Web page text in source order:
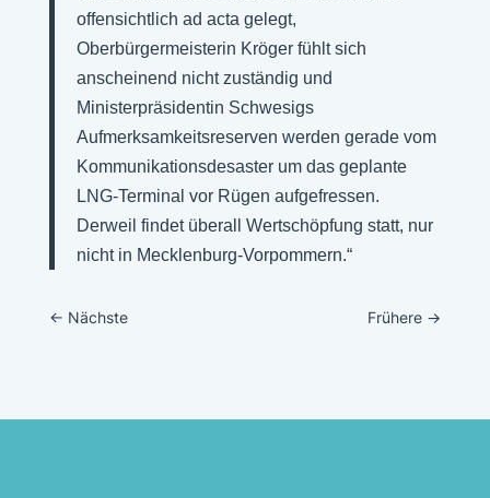
offensichtlich ad acta gelegt,
Oberbürgermeisterin Kröger fühlt sich
anscheinend nicht zuständig und
Ministerpräsidentin Schwesigs
Aufmerksamkeitsreserven werden gerade vom
Kommunikationsdesaster um das geplante
LNG-Terminal vor Rügen aufgefressen.
Derweil findet überall Wertschöpfung statt, nur
nicht in Mecklenburg-Vorpommern.“
← Nächste Frühere →